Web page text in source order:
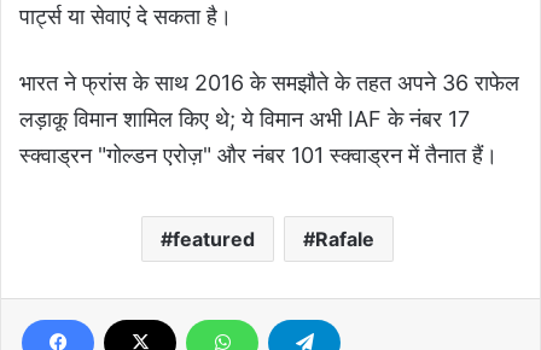
पार्ट्स या सेवाएं दे सकता है।
भारत ने फ्रांस के साथ 2016 के समझौते के तहत अपने 36 राफेल
लड़ाकू विमान शामिल किए थे; ये विमान अभी IAF के नंबर 17
स्क्वाड्रन "गोल्डन एरोज़" और नंबर 101 स्क्वाड्रन में तैनात हैं।
featured Rafale